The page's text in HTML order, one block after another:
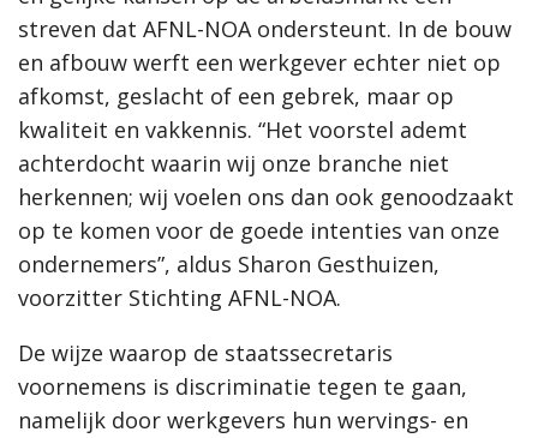
streven dat AFNL-NOA ondersteunt. In de bouw
en afbouw werft een werkgever echter niet op
afkomst, geslacht of een gebrek, maar op
kwaliteit en vakkennis. “Het voorstel ademt
achterdocht waarin wij onze branche niet
herkennen; wij voelen ons dan ook genoodzaakt
op te komen voor de goede intenties van onze
ondernemers”, aldus Sharon Gesthuizen,
voorzitter Stichting AFNL-NOA.
De wijze waarop de staatssecretaris
voornemens is discriminatie tegen te gaan,
namelijk door werkgevers hun wervings- en